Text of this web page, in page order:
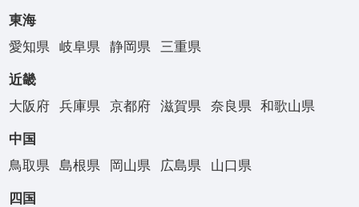
東海
愛知県
岐阜県 静岡県 三重県
近畿
大阪府
兵庫県 京都府 滋賀県 奈良県 和歌山県
中国
鳥取県
島根県 岡山県 広島県 山口県
四国